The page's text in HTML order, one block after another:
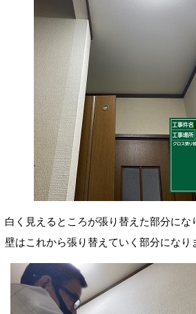
白く見えるところが張り替えた部分にな
壁はこれから張り替えていく部分になり